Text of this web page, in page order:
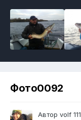
Фото0092
Автор volf 111